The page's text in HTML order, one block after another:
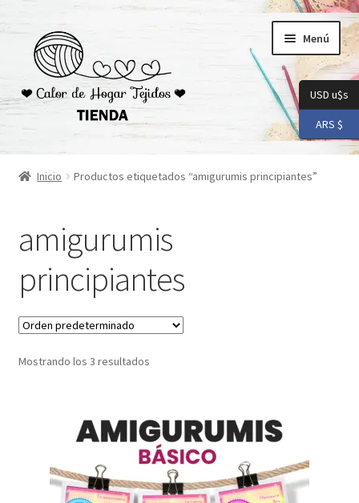
navegación
contenido
Menú
Inicio
Checkout
Conoceme
Preguntas Frecuentes
Inicio Productos etiquetados “amigurumis principiantes”
amigurumis
principiantes
Mostrando los 3 resultados
USD u$s
ARS $